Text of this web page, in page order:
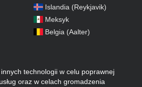
Islandia (Reykjavik)
Meksyk
Belgia (Aalter)
technologii w celu poprawnej
oraz w celach gromadzenia